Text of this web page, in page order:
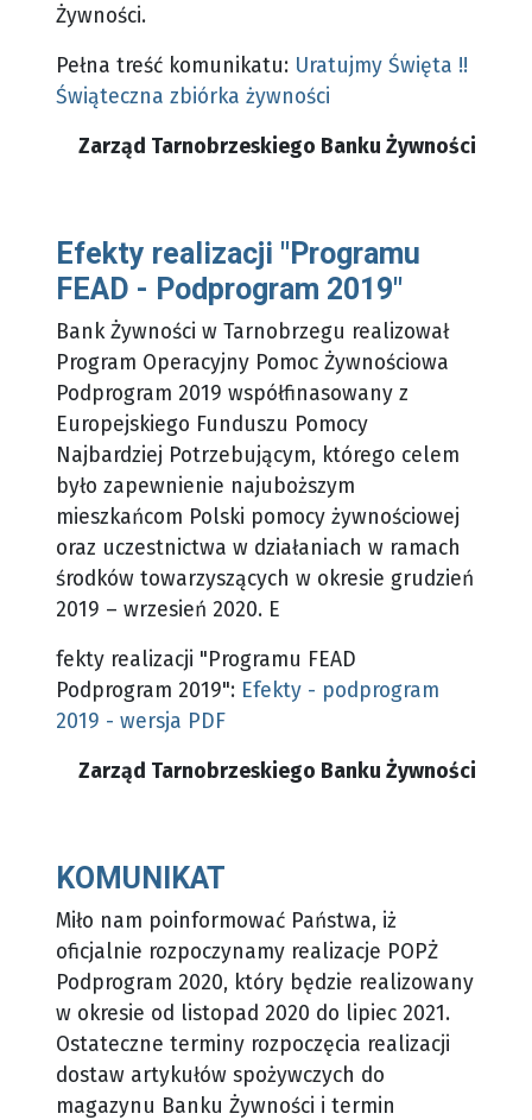
Żywności.
Pełna treść komunikatu: Uratujmy Święta !!
Świąteczna zbiórka żywności
Zarząd Tarnobrzeskiego Banku Żywności
Efekty realizacji "Programu
FEAD - Podprogram 2019"
Bank Żywności w Tarnobrzegu realizował
Program Operacyjny Pomoc Żywnościowa
Podprogram 2019 współfinasowany z
Europejskiego Funduszu Pomocy
Najbardziej Potrzebującym, którego celem
było zapewnienie najuboższym
mieszkańcom Polski pomocy żywnościowej
oraz uczestnictwa w działaniach w ramach
środków towarzyszących w okresie grudzień
2019 – wrzesień 2020. E
fekty realizacji "Programu FEAD
Podprogram 2019": Efekty - podprogram
2019 - wersja PDF
Zarząd Tarnobrzeskiego Banku Żywności
KOMUNIKAT
Miło nam poinformować Państwa, iż
oficjalnie rozpoczynamy realizacje POPŻ
Podprogram 2020, który będzie realizowany
w okresie od listopad 2020 do lipiec 2021.
Ostateczne terminy rozpoczęcia realizacji
dostaw artykułów spożywczych do
magazynu Banku Żywności i termin